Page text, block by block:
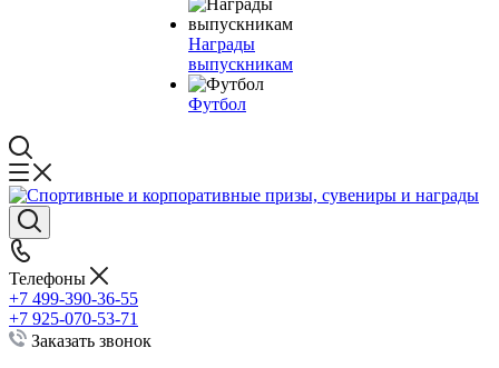
Награды
выпускникам
Футбол
Телефоны
+7 499-390-36-55
+7 925-070-53-71
Заказать звонок